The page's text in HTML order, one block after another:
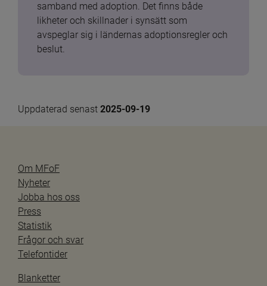
samband med adoption. Det finns både
likheter och skillnader i synsätt som
avspeglar sig i ländernas adoptionsregler och
beslut.
Uppdaterad senast 2025-09-19
Om MFoF
Nyheter
Jobba hos oss
Press
Statistik
Frågor och svar
Telefontider
Blanketter